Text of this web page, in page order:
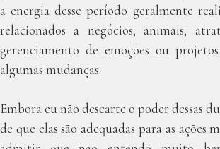
a energia desse período geralmente
relacionados a negócios, animais,
gerenciamento de emoções ou
algumas mudanças.
Embora eu não descarte o poder dessas
de que elas são adequadas para as ações